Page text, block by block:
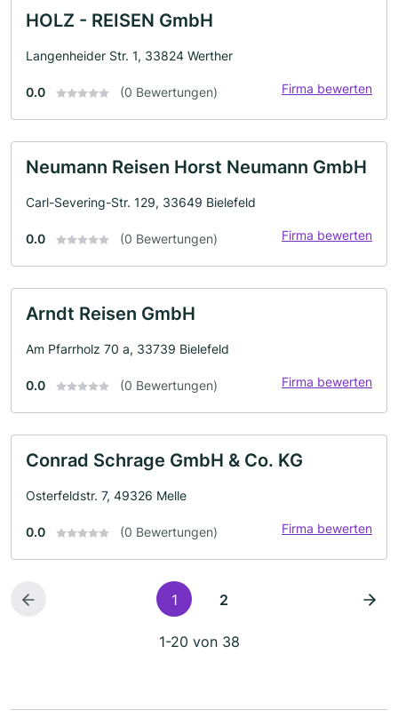
HOLZ - REISEN GmbH
Langenheider Str. 1, 33824 Werther
0.0 (0 Bewertungen) Firma bewerten
Neumann Reisen Horst Neumann GmbH
Carl-Severing-Str. 129, 33649 Bielefeld
0.0 (0 Bewertungen) Firma bewerten
Arndt Reisen GmbH
Am Pfarrholz 70 a, 33739 Bielefeld
0.0 (0 Bewertungen) Firma bewerten
Conrad Schrage GmbH & Co. KG
Osterfeldstr. 7, 49326 Melle
0.0 (0 Bewertungen) Firma bewerten
1 2
1-20 von 38